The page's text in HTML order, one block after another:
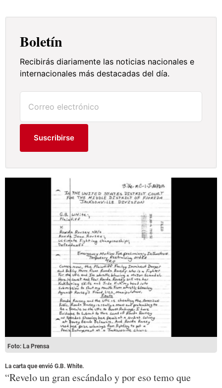
Boletín
Recibirás diariamente las noticias nacionales e
internacionales más destacadas del día.
Suscribirse
Foto: La Prensa
La carta que envió G.B. White.
“Revelo un gran escándalo y por eso temo que